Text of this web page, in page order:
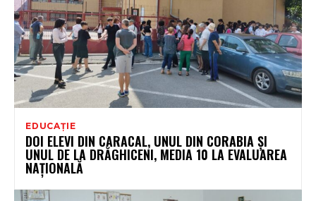
EDUCAȚIE
DOI ELEVI DIN CARACAL, UNUL DIN CORABIA ȘI
UNUL DE LA DRĂGHICENI, MEDIA 10 LA EVALUAREA
NAȚIONALĂ